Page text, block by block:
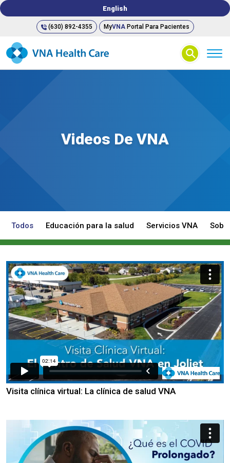
English
(630) 892-4355 MyVNA Portal Para Pacientes
⚲
Videos De VNA
Todos Educación para la salud Servicios VNA
Visita clínica virtual: La clínica de salud VNA